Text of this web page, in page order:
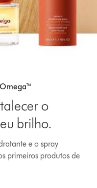
o
brilho.
e o spray
primeiros produtos de